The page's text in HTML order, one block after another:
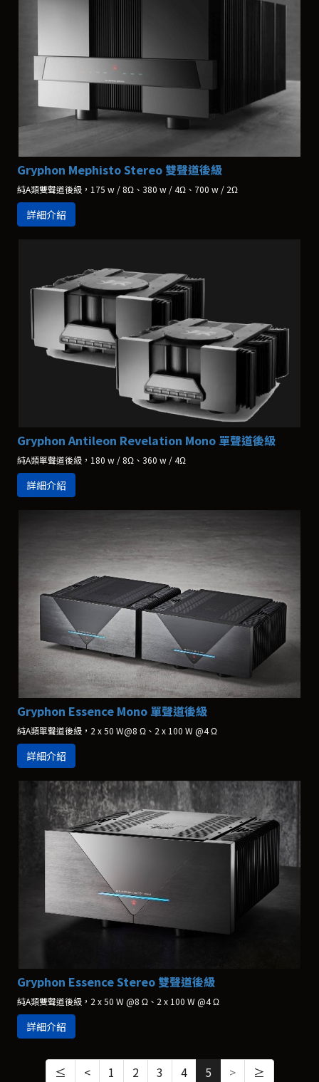
Gryphon Mephisto Stereo 雙聲道後級
純A類雙聲道後級，175 w / 8Ω、380 w / 4Ω、700 w / 2Ω
詳細介紹
Gryphon Antileon Revelation Mono 單聲道後級
純A類單聲道後級，180 w / 8Ω、360 w / 4Ω
詳細介紹
Gryphon Essence Mono 單聲道後級
純A類單聲道後級，2 x 50 W@8 Ω、2 x 100 W @4 Ω
詳細介紹
Gryphon Essence Stereo 雙聲道後級
純A類雙聲道後級，2 x 50 W @8 Ω、2 x 100 W @4 Ω
詳細介紹
≤ < 1 2 3 4 5 > ≥